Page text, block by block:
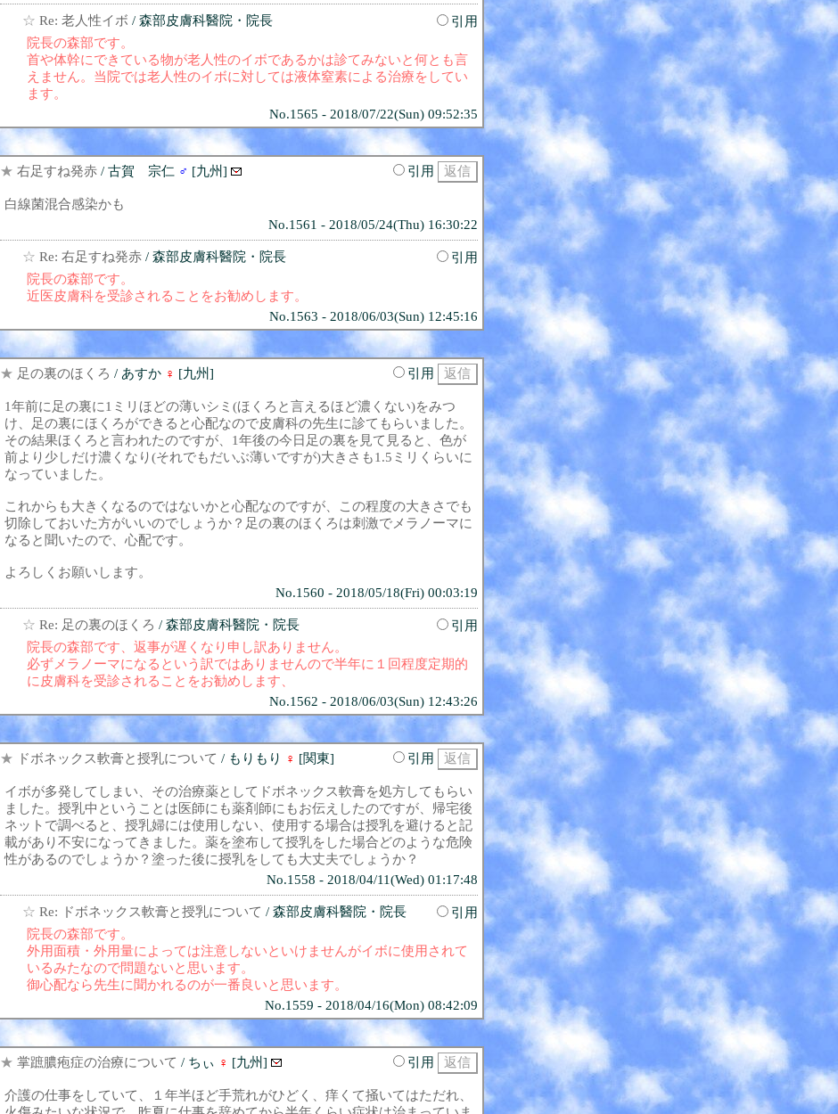
☆ Re: 老人性イボ / 森部皮膚科醫院・院長
引用
院長の森部です。
首や体幹にできている物が老人性のイボであるかは診てみないと何とも言
えません。当院では老人性のイボに対しては液体窒素による治療をしてい
ます。
No.1565 - 2018/07/22(Sun) 09:52:35
★ 右足すね発赤 / 古賀 宗仁 ♂ [九州] 引用
白線菌混合感染かも
No.1561 - 2018/05/24(Thu) 16:30:22
☆ Re: 右足すね発赤 / 森部皮膚科醫院・院長
引用
院長の森部です。
近医皮膚科を受診されることをお勧めします。
No.1563 - 2018/06/03(Sun) 12:45:16
★ 足の裏のほくろ / あすか ♀ [九州] 引用
1年前に足の裏に1ミリほどの薄いシミ(ほくろと言えるほど濃くない)をみつ
け、足の裏にほくろができると心配なので皮膚科の先生に診てもらいました。
その結果ほくろと言われたのですが、1年後の今日足の裏を見て見ると、色が
前より少しだけ濃くなり(それでもだいぶ薄いですが)大きさも1.5ミリくらいに
なっていました。
これからも大きくなるのではないかと心配なのですが、この程度の大きさでも
切除しておいた方がいいのでしょうか？足の裏のほくろは刺激でメラノーマに
なると聞いたので、心配です。
よろしくお願いします。
No.1560 - 2018/05/18(Fri) 00:03:19
☆ Re: 足の裏のほくろ / 森部皮膚科醫院・院長
引用
院長の森部です、返事が遅くなり申し訳ありません。
必ずメラノーマになるという訳ではありませんので半年に１回程度定期的
に皮膚科を受診されることをお勧めします、
No.1562 - 2018/06/03(Sun) 12:43:26
★ ドボネックス軟膏と授乳について / もりもり ♀ [関東] 引用
イボが多発してしまい、その治療薬としてドボネックス軟膏を処方してもらい
ました。授乳中ということは医師にも薬剤師にもお伝えしたのですが、帰宅後
ネットで調べると、授乳婦には使用しない、使用する場合は授乳を避けると記
載があり不安になってきました。薬を塗布して授乳をした場合どのような危険
性があるのでしょうか？塗った後に授乳をしても大丈夫でしょうか？
No.1558 - 2018/04/11(Wed) 01:17:48
☆ Re: ドボネックス軟膏と授乳について / 森部皮膚科醫院・院長
引用
院長の森部です。
外用面積・外用量によっては注意しないといけませんがイボに使用されて
いるみたなので問題ないと思います。
御心配なら先生に聞かれるのが一番良いと思います。
No.1559 - 2018/04/16(Mon) 08:42:09
★ 掌蹠膿疱症の治療について / ちぃ ♀ [九州] 引用
介護の仕事をしていて、１年半ほど手荒れがひどく、痒くて掻いてはただれ、